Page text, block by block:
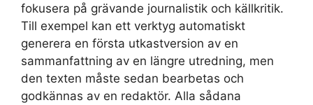
fokusera på grävande journalistik och källkritik.
Till exempel kan ett verktyg automatiskt
generera en första utkastversion av en
sammanfattning av en längre utredning, men
den texten måste sedan bearbetas och
godkännas av en redaktör. Alla sådana